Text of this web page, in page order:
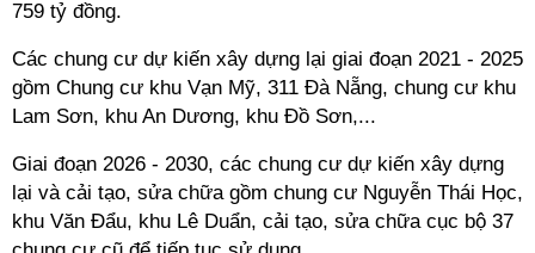
759 tỷ đồng.
Các chung cư dự kiến xây dựng lại giai đoạn 2021 - 2025
gồm Chung cư khu Vạn Mỹ, 311 Đà Nẵng, chung cư khu
Lam Sơn, khu An Dương, khu Đồ Sơn,...
Giai đoạn 2026 - 2030, các chung cư dự kiến xây dựng
lại và cải tạo, sửa chữa gồm chung cư Nguyễn Thái Học,
khu Văn Đẩu, khu Lê Duẩn, cải tạo, sửa chữa cục bộ 37